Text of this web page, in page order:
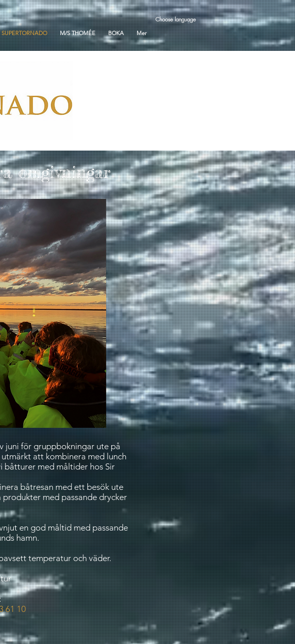
Choose language
SUPERTORNADO M/S THOMÉE BOKA Mer
omgivningar
juni för gruppbokningar ute på
att kombinera med lunch
båtturer med måltider hos Sir
båtresan med ett besök ute
med passande drycker
en god måltid med passande
hamn.
temperatur och väder.
61 10